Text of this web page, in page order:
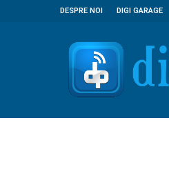
DESPRE NOI DIGI GARAGE